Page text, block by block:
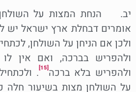
יב. הנחת המצות על
אומרים דבחלת ארץ ישראל
ולכן אם הניחן על השולחן,
ולהפריש בברכה, ואם אין לו
ולהפריש בלא ברכה[15]
.
על השולחן מצות בשיעור חלה